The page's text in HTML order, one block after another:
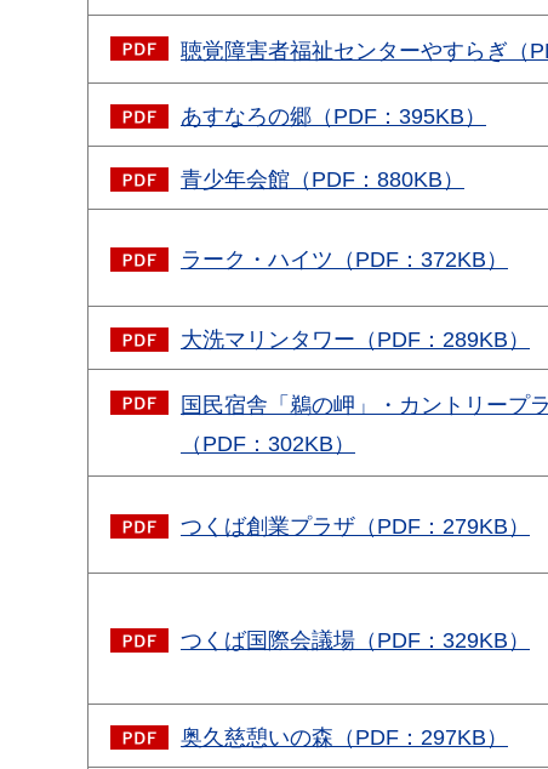
聴覚障害者福祉センターやすらぎ（
あすなろの郷（PDF：395KB）
青少年会館（PDF：880KB）
ラーク・ハイツ（PDF：372KB）
大洗マリンタワー（PDF：289KB）
国民宿舎「鵜の岬」・カントリープ
（PDF：302KB）
つくば創業プラザ（PDF：279KB）
つくば国際会議場（PDF：329KB）
奥久慈憩いの森（PDF：297KB）